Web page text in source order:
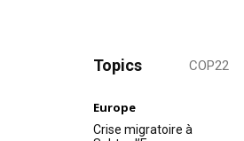
Topics COP22
Europe
Crise migratoire à